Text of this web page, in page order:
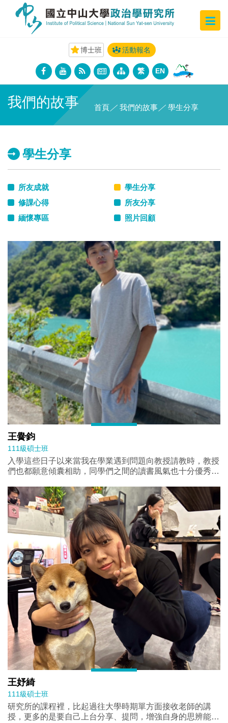
博士班 活動報名
繁 EN
我們的故事 首頁 ／ 我們的故事 ／ 學生分享
學生分享
王黌鈞
111級碩士班
入學這些日子以來當我在學業遇到問題向教授請教時，教授
們也都願意傾囊相助，同學們之間的讀書風氣也十分優秀，
王妤綺
111級碩士班
研究所的課程裡，比起過往大學時期單方面接收老師的講
授，更多的是要自己上台分享、提問，增強自身的思辨能
所友成就
學生分享
修課心得
所友分享
緬懷專區
照片回顧